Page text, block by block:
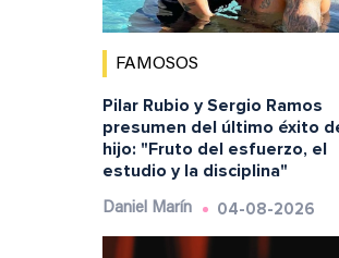
FAMOSOS
Pilar Rubio y Sergio Ramos
presumen del último éxito
hijo: "Fruto del esfuerzo, el
estudio y la disciplina"
Daniel Marín 04-08-2026